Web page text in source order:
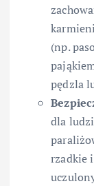
(np.
pędzla
dla
rzadkie